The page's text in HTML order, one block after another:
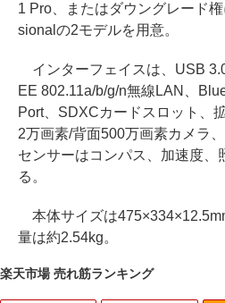
1 Pro、またはダウングレード
sionalの2モデルを用意。
インターフェイスは、USB
EE 802.11a/b/g/n無線LAN、
Port、SDXCカードスロット、
2万画素/背面500万画素カメラ
センサーはコンパス、加速度、
る。
本体サイズは
量は約2.54kg。
楽天市場 売れ筋ランキング